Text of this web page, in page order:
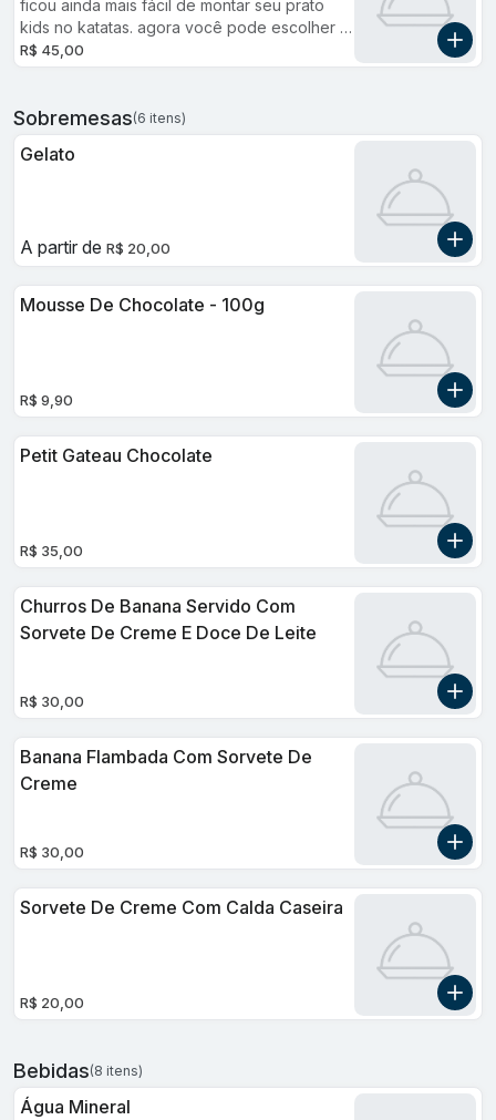
ficou ainda mais fácil de montar seu prato
kids no katatas. agora você pode escolher 2
opções para acompanhar sua opção
principal. obs: produto exclusivo para
R$ 45,00
Sobremesas(6 itens)
Gelato
A partir de R$ 20,00
Mousse De Chocolate - 100g
R$ 9,90
Petit Gateau Chocolate
R$ 35,00
Churros De Banana Servido Com
Sorvete De Creme E Doce De Leite
R$ 30,00
Banana Flambada Com Sorvete De
Creme
R$ 30,00
Sorvete De Creme Com Calda Caseira
R$ 20,00
Bebidas(8 itens)
Água Mineral